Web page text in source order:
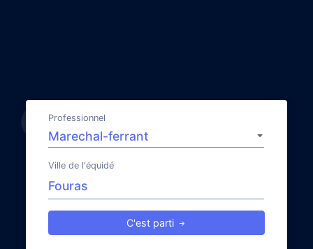
Professionnel
Ville de l'équidé
C'est parti